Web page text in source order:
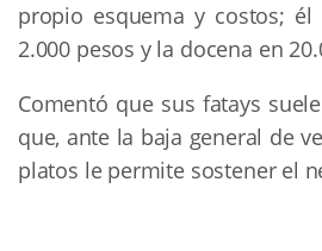
propio esquema y costos;
2.000 pesos y la docena en
Comentó que sus fatays
que, ante la baja general de
platos le permite sostener el